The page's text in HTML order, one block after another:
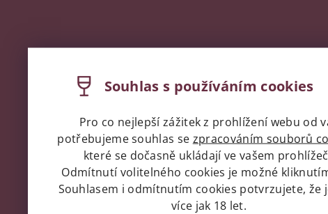
Souhlas s používáním cookies
Pro co nejlepší zážitek z prohlížení webu od
potřebujeme souhlas se zpracováním souborů
které se dočasně ukládají ve vašem
Odmítnutí volitelného cookies je možné
Souhlasem i odmítnutím cookies potvrzujete, že
více jak 18 let.